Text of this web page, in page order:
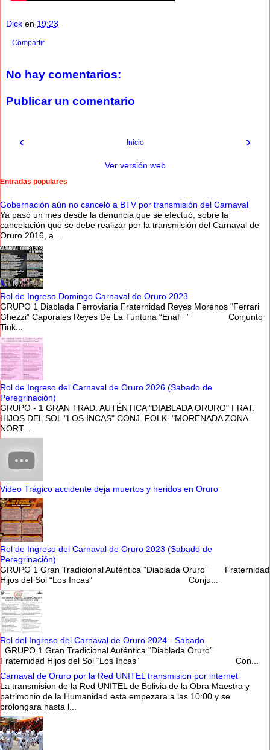
Dick en 19:23
Compartir
No hay comentarios:
Publicar un comentario
‹ ›
Inicio
Ver versión web
Entradas populares
Gobernación aún no canceló a BTV por transmisión del Carnaval
Ya pasó un mes desde la denuncia que se efectuó, sobre la
cancelación que se debe realizar por la transmisión del Carnaval de
Oruro 2016, a ...
Rol de Ingreso Domingo Carnaval de Oruro 2023
GRUPO 1 Diablada Ferroviaria Fraternidad Reyes Morenos “Ferrari
Ghezzi” Caporales Reyes De La Tuntuna “Enaf ” Conjunto
Tink...
Rol de Ingreso del Carnaval de Oruro 2026 (Sabado de
Peregrinación)
GRUPO - 1 GRAN TRAD. AUTÉNTICA "DIABLADA ORURO" FRAT.
HIJOS DEL SOL "LOS INCAS" CONJ. FOLK. "MORENADA ZONA
NORT...
Video Trágico accidente deja muertos y heridos en Oruro
Rol de Ingreso del Carnaval de Oruro 2023 (Sabado de
Peregrinación)
GRUPO 1 Gran Tradicional Auténtica “Diablada Oruro” Fraternidad
Hijos del Sol “Los Incas” Conju...
Rol del Ingreso del Carnaval de Oruro 2024 - Sabado
GRUPO 1 Gran Tradicional Auténtica “Diablada Oruro”
Fraternidad Hijos del Sol “Los Incas” Con...
Carnaval de Oruro por la Red UNITEL transmision por internet
La transmision de la Red UNITEL de Bolivia de la Obra Maestra y
patrimonio de la Humanidad esta empezara a las 10:00 y se
prolongara hasta l...